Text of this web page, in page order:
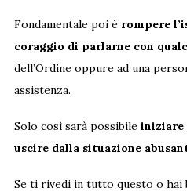
Fondamentale poi è rompere
coraggio di parlarne con
dell’Ordine oppure ad una
assistenza.
Solo così sarà possibile iniziare
uscire dalla situazione
Se ti rivedi in tutto questo o hai